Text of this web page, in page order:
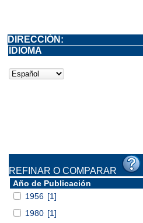
DIRECCIÓN:
IDIOMA
REFINAR O COMPARAR
Año de Publicación
1956 [1]
1980 [1]